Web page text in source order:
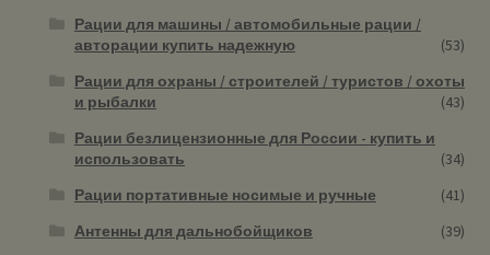
Рации для машины / автомобильные рации /
авторации купить надежную
(53)
Рации для охраны / строителей / туристов / охоты
и рыбалки
(43)
Рации безлицензионные для России - купить и
использовать
(34)
Рации портативные носимые и ручные
(41)
Антенны для дальнобойщиков
(39)